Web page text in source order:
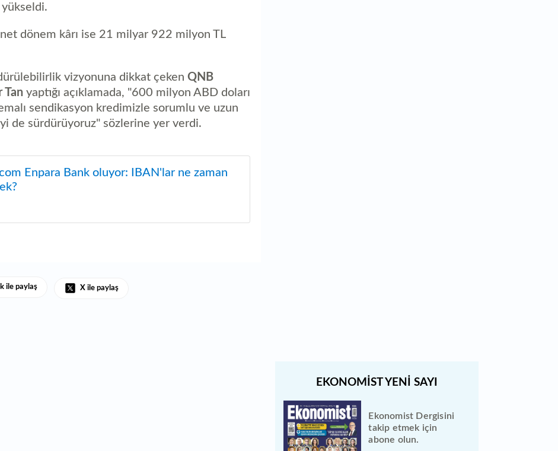
net dönem kârı ise 21 milyar 922 milyon TL
vizyonuna dikkat çeken QNB
Tan yaptığı açıklamada, "600 milyon ABD doları
sendikasyon kredimizle sorumlu ve uzun
de sürdürüyoruz" sözlerine yer verdi.
Enpara Bank oluyor: IBAN'lar ne zaman
ile paylaş X ile paylaş
Ekonomist Dergisini
takip etmek için
abone olun.